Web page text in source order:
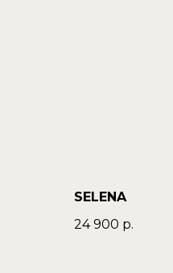
SELENA
24 900 р.